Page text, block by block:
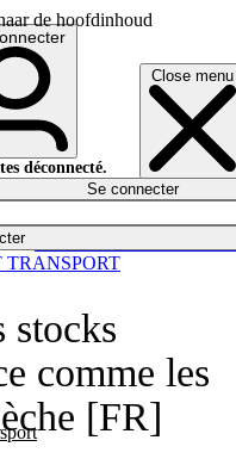
de hoofdinhoud
Close menu
déconnecté.
Se connecter
stocks
comme les
[FR]